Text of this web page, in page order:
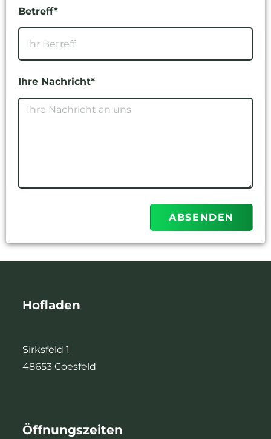
Betreff*
Ihre Nachricht*
ABSENDEN
Hofladen
Sirksfeld 1
48653 Coesfeld
Öffnungszeiten